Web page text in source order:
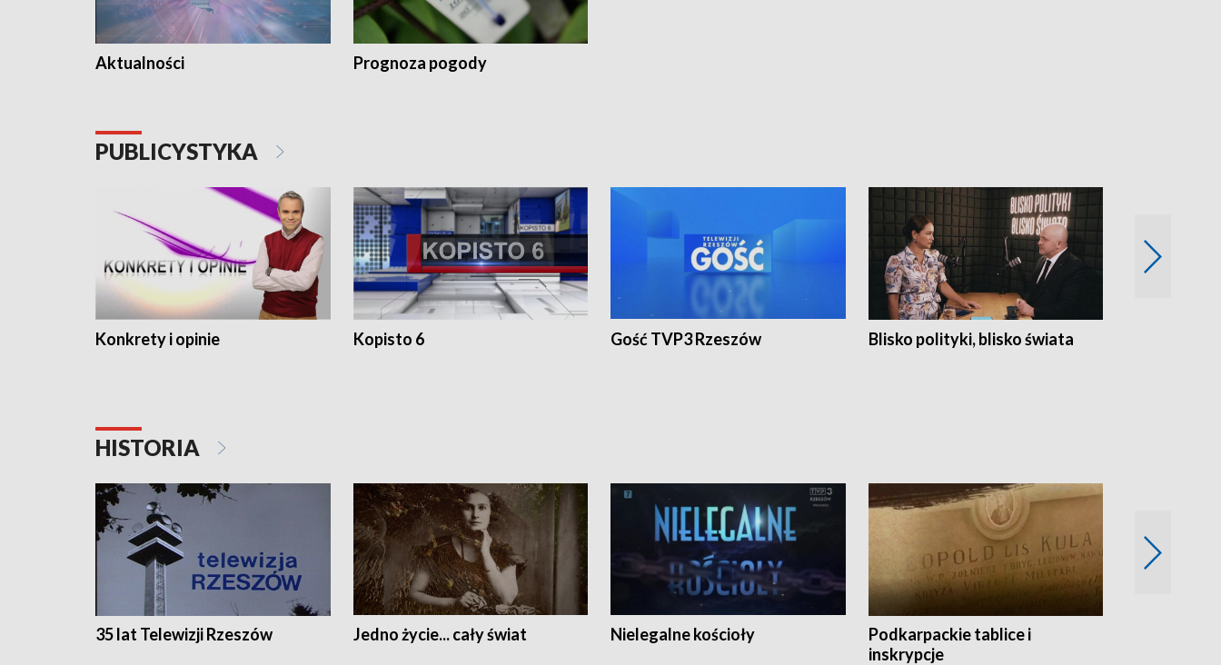
Aktualności Prognoza pogody
PUBLICYSTYKA
Konkrety i opinie Kopisto 6 Gość TVP3 Rzeszów Blisko polityki, blisko świata
HISTORIA
35 lat Telewizji Rzeszów Jedno życie... cały świat Nielegalne kościoły
Podkarpackie tablice i
inskrypcje